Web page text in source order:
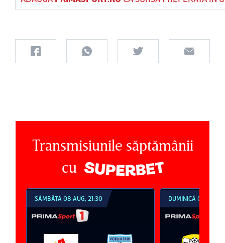
Transmisiunile săptămânii
cu
SÂMBĂTĂ 08 AUG, 21:30 DUMINICĂ 09 AUG,